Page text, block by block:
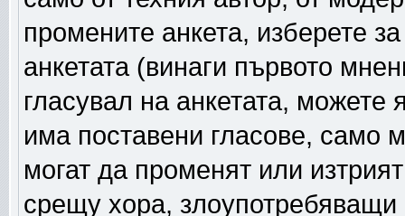
промените анкета, изберете
анкетата (винаги първото
гласувал на анкетата, можете
има поставени гласове, само
могат да променят или
срещу хора,